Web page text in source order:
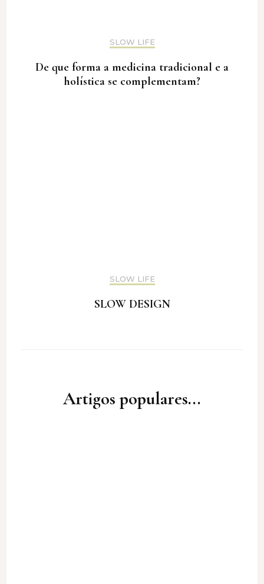
SLOW LIFE
De que forma a medicina tradicional e a
holística se complementam?
SLOW LIFE
SLOW DESIGN
Artigos populares...